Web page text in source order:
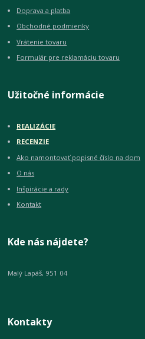
Doprava a platba
Obchodné podmienky
Vrátenie tovaru
Formulár pre reklamáciu tovaru
Užitočné informácie
REALIZÁCIE
RECENZIE
Ako namontovať popisné číslo na dom
O nás
Inšpirácie a rady
Kontakt
Kde nás nájdete?
Malý Lapáš, 951 04
Kontakty